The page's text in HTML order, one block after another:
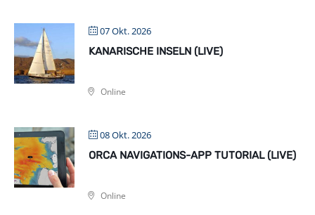
07 Okt. 2026
KANARISCHE INSELN (LIVE)
Online
08 Okt. 2026
ORCA NAVIGATIONS-APP TUTORIAL (LIVE)
Online